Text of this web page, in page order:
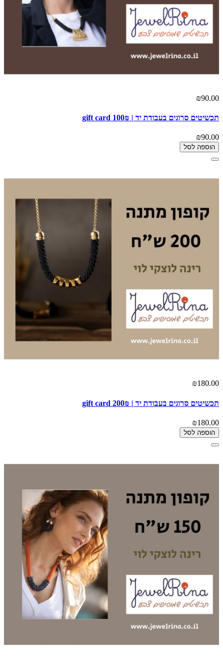
₪90.00
תכשיטים סרוגים בעבודת יד | gift card 100₪
₪90.00
הוספה לסל
₪180.00
תכשיטים סרוגים בעבודת יד | 200₪ gift card
₪180.00
הוספה לסל